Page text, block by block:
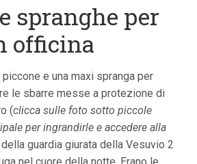
spranghe per
officina
e una maxi spranga per
le sbarre messe a protezione di
(clicca sulle foto sotto piccole
per ingrandirle e accedere alla
della guardia giurata della Vesuvio 2